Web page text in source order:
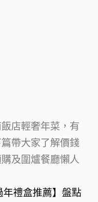
店輕奢年菜，有
帶大家了解價錢
及圍爐餐廳懶人
年禮盒推薦】盤點